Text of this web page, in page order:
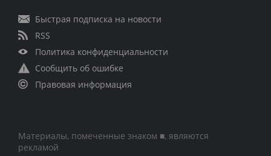
Быстрая подписка на новости
RSS
Политика конфиденциальности
Сообщить об ошибке
Правовая информация
Материалы, помеченные знаком ■, являются
рекламой